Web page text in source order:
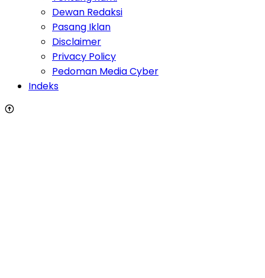
Dewan Redaksi
Pasang Iklan
Disclaimer
Privacy Policy
Pedoman Media Cyber
Indeks